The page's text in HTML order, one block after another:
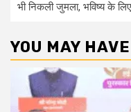
भी निकली जुमला, भविष्य के
YOU MAY